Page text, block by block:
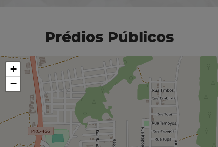
Prédios Públicos
+
−